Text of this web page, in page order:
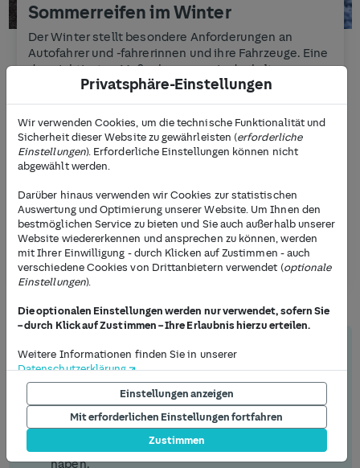
Privatsphäre-Einstellungen
Wir verwenden Cookies, um die technische Funktionalität und
Sicherheit dieser Website zu gewährleisten (erforderliche
Einstellungen). Erforderliche Einstellungen können nicht
abgewählt werden.
Darüber hinaus verwenden wir Cookies zur statistischen
Auswertung und Optimierung unserer Website. Um Ihnen den
bestmöglichen Service zu bieten und Sie auch außerhalb unserer
Website wiedererkennen und ansprechen zu können, werden
mit Ihrer Einwilligung - durch Klicken auf Zustimmen - auch
verschiedene Cookies von Drittanbietern verwendet (optionale
Einstellungen).
Die optionalen Einstellungen werden nur verwendet, sofern Sie
– durch Klick auf Zustimmen – Ihre Erlaubnis hierzu erteilen.
Weitere Informationen finden Sie in unserer
Datenschutzerklärung
.
Die Möglichkeit, Ihre Einstellungen jederzeit anzupassen, finden
Sie am Ende jeder Seite unter dem Punkt "Privatsphäre
Einstellungen". Um Einstellungen jetzt vorzunehmen, drücken
Sie auf den Button "Einstellungen anzeigen" unterhalb dieses
Textes.
Einstellungen anzeigen
Mit erforderlichen Einstellungen fortfahren
Zustimmen
Sommerreifen im Winter
Der Winter stellt besondere Anforderungen an
Autofahrer und -fahrerinnen und ihre Fahrzeuge. Eine
der wichtigsten Maßnahmen, um in der kalten
Jahreszeit sicher unterwegs zu sein, ist die
Verwendung von Winterreifen. Dennoch sieht man
immer wieder Fahrzeuge mitSommerreifen im
Winter. Doch darf man überhaupt im Winter mit
Sommerreifen fahren oder können hier Strafen
drohen? Wir erklären Dir, wie die gesetzlichen
Winterreifen sinnvoll sind und wann ein
Reifenwechsel anstehen sollte.
Jetzt Radwechsel buchen
Das Wichtigste zu Sommerreifen im
Winter auf einen Blick
Sommerreifen im Winter:Sommerreifen sind für
winterliche Bedingungen bei Schnee und Eis eher
weniger geeignet, da sie eine härtere
Gummimischung und ein ungeeignetes Profil
haben.